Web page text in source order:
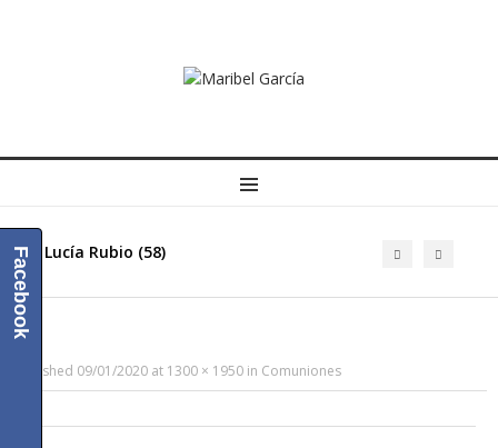
MENU
Lucía Rubio (58)
Published 09/01/2020 at 1300 × 1950 in Comuniones
Facebook